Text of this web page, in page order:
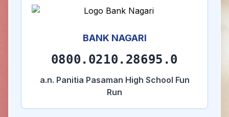
BANK NAGARI
0800.0210.28695.0
a.n. Panitia Pasaman High School Fun
Run